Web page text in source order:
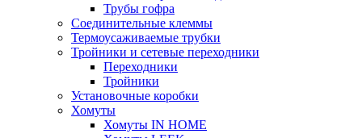
Трубы гофра
Соединительные клеммы
Термоусаживаемые трубки
Тройники и сетевые переходники
Переходники
Тройники
Установочные коробки
Хомуты
Хомуты IN HOME